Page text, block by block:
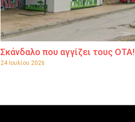
Σκάνδαλο που αγγίζει τους ΟΤΑ!
24 Ιουλίου 2026